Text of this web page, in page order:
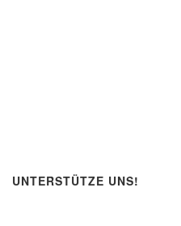
UNTERSTÜTZE UNS!